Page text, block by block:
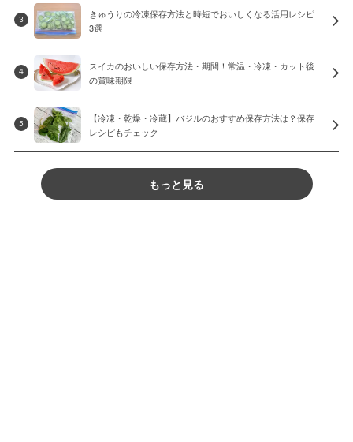
3
きゅうりの冷凍保存方法と時短でおいしくなる活用レシピ
3選
4
スイカのおいしい保存方法・期間！常温・冷凍・カット後
の賞味期限
5
【冷凍・乾燥・冷蔵】バジルのおすすめ保存方法は？保存
レシピもチェック
もっと見る